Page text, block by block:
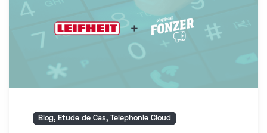
Blog, Etude de Cas, Telephonie Cloud